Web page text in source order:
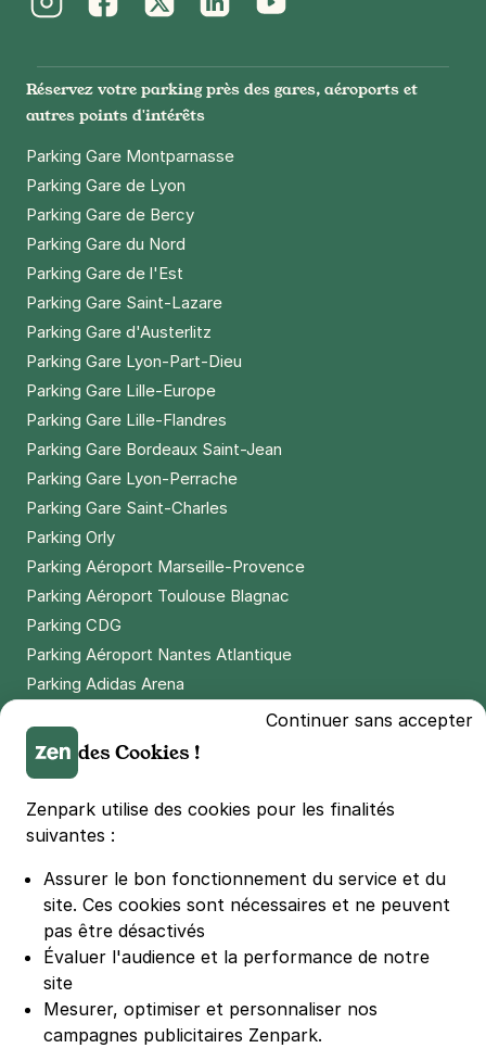
Réservez votre parking près des gares, aéroports et
autres points d'intérêts
Parking Gare Montparnasse
Parking Gare de Lyon
Parking Gare de Bercy
Parking Gare du Nord
Parking Gare de l'Est
Parking Gare Saint-Lazare
Parking Gare d'Austerlitz
Parking Gare Lyon-Part-Dieu
Parking Gare Lille-Europe
Parking Gare Lille-Flandres
Parking Gare Bordeaux Saint-Jean
Parking Gare Lyon-Perrache
Parking Gare Saint-Charles
Parking Orly
Parking Aéroport Marseille-Provence
Parking Aéroport Toulouse Blagnac
Parking CDG
Parking Aéroport Nantes Atlantique
Parking Adidas Arena
Parking LDLC Arena
Parking Stade Pierre Mauroy
Parking Groupama Stadium
Parking Vélodrome
Parking Bercy
Parking La Défense Arena
Parking Les 4 temps
Parking Nation
Parking Porte de Versailles
Parking Lille Grand Palais
Continuer sans accepter
des Cookies !
Zenpark utilise des cookies pour les finalités
suivantes :
Assurer le bon fonctionnement du service et du
site. Ces cookies sont nécessaires et ne peuvent
pas être désactivés
Évaluer l'audience et la performance de notre
site
Mesurer, optimiser et personnaliser nos
campagnes publicitaires Zenpark.